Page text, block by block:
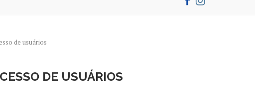
de usuários
DE USUÁRIOS